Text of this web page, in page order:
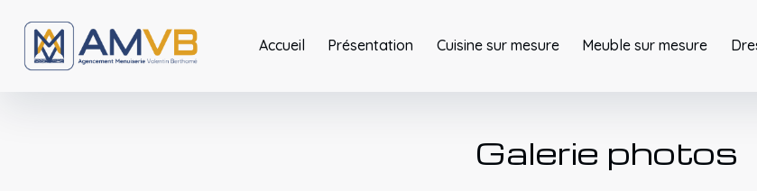
Accueil Présentation Cuisine sur mesure Meuble sur mesure
Galerie photos